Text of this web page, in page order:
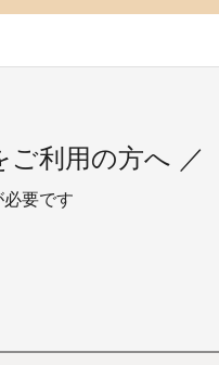
ご利用の方へ ／
要です